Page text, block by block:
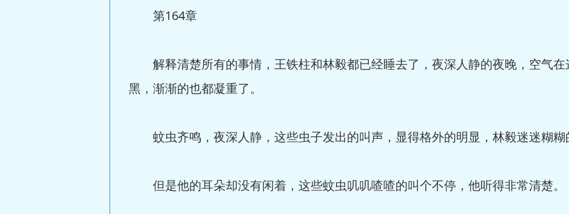
第164章
解释清楚所有的事情，王铁柱和林毅都已经睡去了，夜深人静的夜晚，空气在
黑，渐渐的也都凝重了。
蚊虫齐鸣，夜深人静，这些虫子发出的叫声，显得格外的明显，林毅迷迷糊糊
但是他的耳朵却没有闲着，这些蚊虫叽叽喳喳的叫个不停，他听得非常清楚。